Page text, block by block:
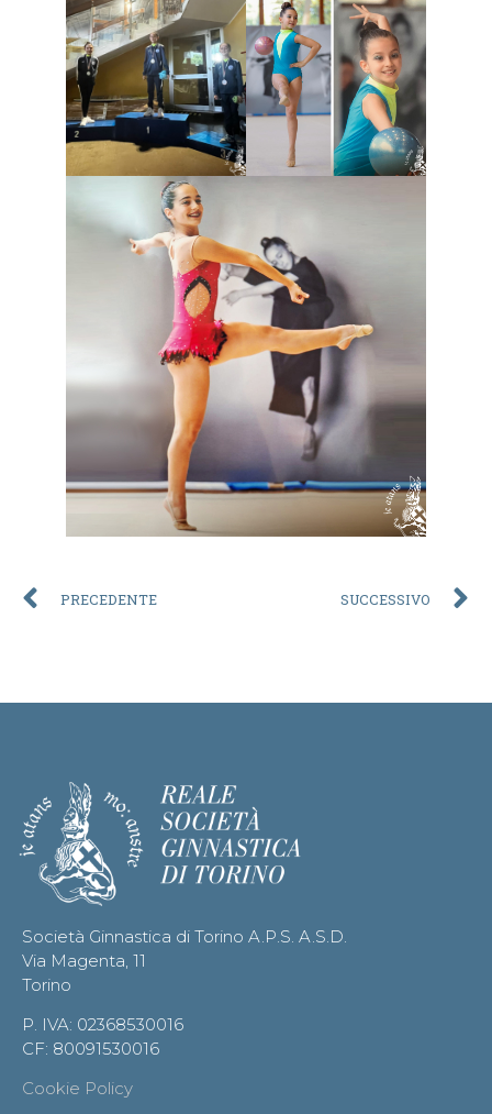
PRECEDENTE SUCCESSIVO
Società Ginnastica di Torino A.P.S. A.S.D.
Via Magenta, 11
Torino
P. IVA: 02368530016
CF: 80091530016
Cookie Policy